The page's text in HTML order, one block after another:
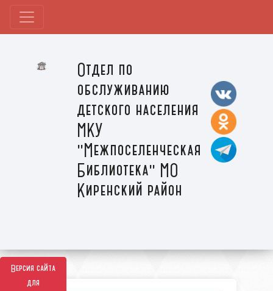
Версия сайта
для
Отдел по
обслуживанию
детского населения
МКУ
"Межпоселенческая
Библиотека" МО
Киренский район